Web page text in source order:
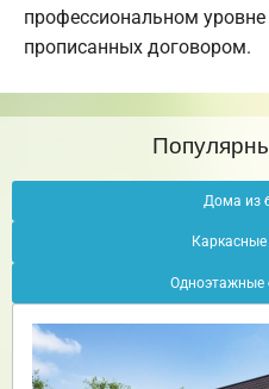
профессиональном
прописанных договором.
Дома из
Одноэтажные